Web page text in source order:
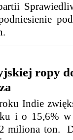
ropy
Indie
i o 15,6% w
miliona ton.